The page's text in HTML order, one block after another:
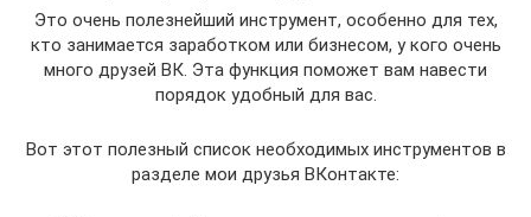
Это очень полезнейший инструмент, особенно для тех,
кто занимается заработком или бизнесом, у кого очень
много друзей ВК. Эта функция поможет вам навести
порядок удобный для вас.
Вот этот полезный список необходимых инструментов в
разделе мои друзья ВКонтакте: